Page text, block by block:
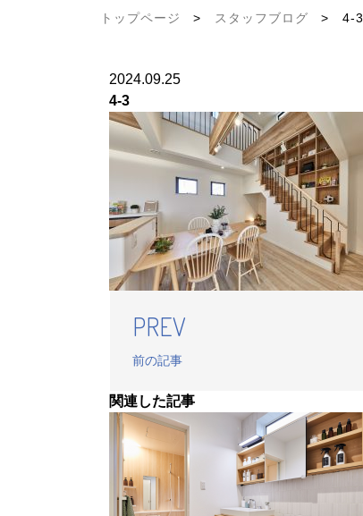
トップページ > スタッフブログ > 4-3
2024.09.25
4-3
PREV
前の記事
関連した記事